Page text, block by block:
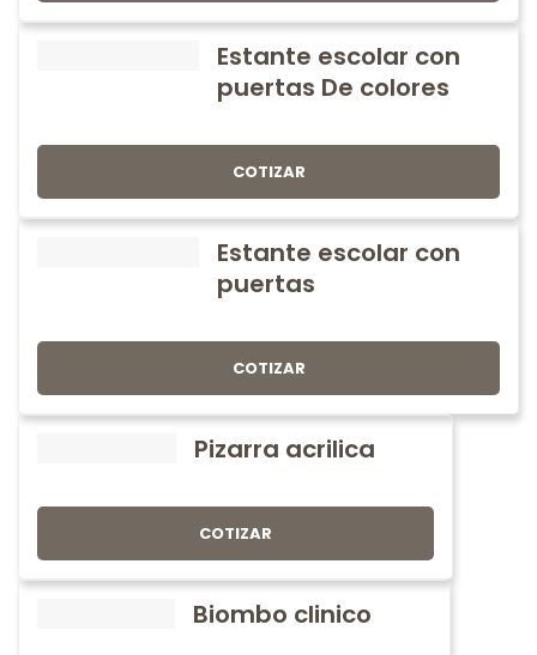
Estante escolar con
puertas De colores
COTIZAR
Estante escolar con
puertas
COTIZAR
Pizarra acrilica
COTIZAR
Biombo clinico